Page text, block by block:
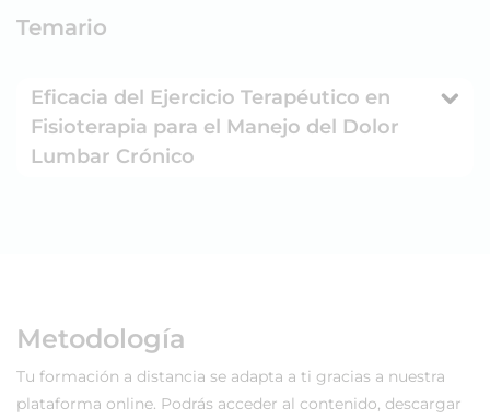
Temario
Eficacia del Ejercicio Terapéutico en
Fisioterapia para el Manejo del Dolor
Lumbar Crónico
Metodología
Tu formación a distancia se adapta a ti gracias a nuestra
plataforma online. Podrás acceder al contenido, descargar